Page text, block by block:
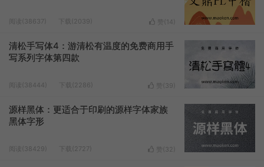
阅读(38637) 下载(2039) 14
清松手写体4：游清松有温度的免费商用手
写系列字体第四款
阅读(38444) 下载(2286) 39
源样黑体：更适合于印刷的源样字体家族
黑体字形
阅读(38429) 下载(2727) 32